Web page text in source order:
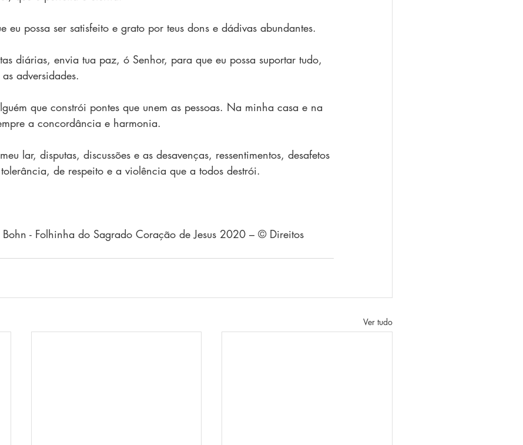
eu possa ser satisfeito e grato por teus dons e dádivas abundantes.
diárias, envia tua paz, ó Senhor, para que eu possa suportar tudo,
adversidades.
que constrói pontes que unem as pessoas. Na minha casa e na
a concordância e harmonia.
lar, disputas, discussões e as desavenças, ressentimentos, desafetos
de respeito e a violência que a todos destrói.
- Folhinha do Sagrado Coração de Jesus 2020 – © Direitos
Ver tudo